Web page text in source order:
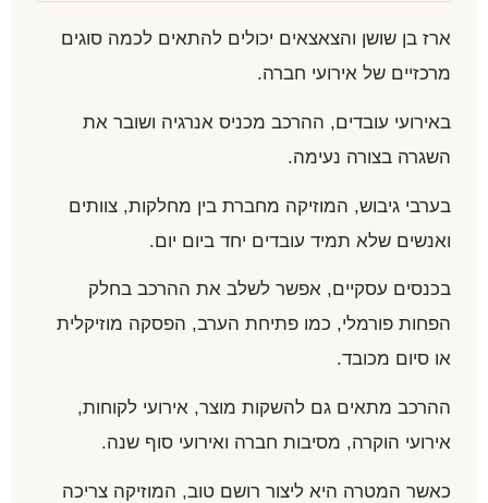
ארז בן שושן והצאצאים יכולים להתאים לכמה סוגים
מרכזיים של אירועי חברה.
באירועי עובדים, ההרכב מכניס אנרגיה ושובר את
השגרה בצורה נעימה.
בערבי גיבוש, המוזיקה מחברת בין מחלקות, צוותים
ואנשים שלא תמיד עובדים יחד ביום יום.
בכנסים עסקיים, אפשר לשלב את ההרכב בחלק
הפחות פורמלי, כמו פתיחת הערב, הפסקה מוזיקלית
או סיום מכובד.
ההרכב מתאים גם להשקות מוצר, אירועי לקוחות,
אירועי הוקרה, מסיבות חברה ואירועי סוף שנה.
כאשר המטרה היא ליצור רושם טוב, המוזיקה צריכה